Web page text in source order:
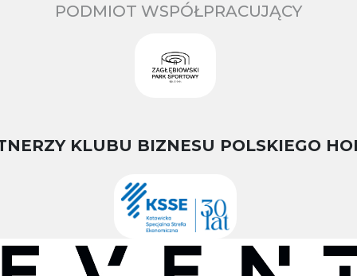
PODMIOT WSPÓŁPRACUJĄCY
KLUBU BIZNESU POLSKIEGO